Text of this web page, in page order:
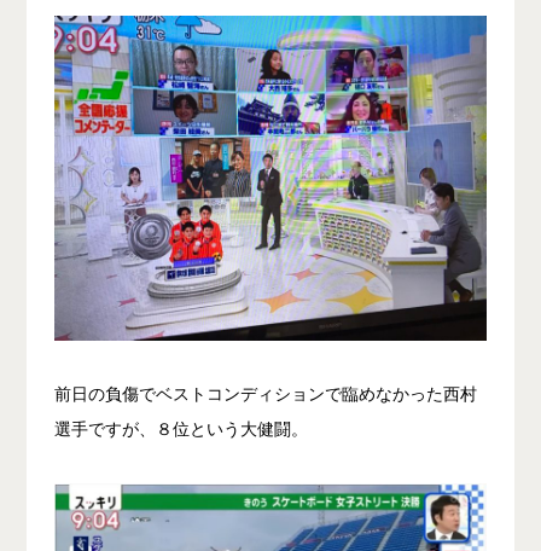
前日の負傷でベストコンディションで臨めなかった西村
選手ですが、８位という大健闘。